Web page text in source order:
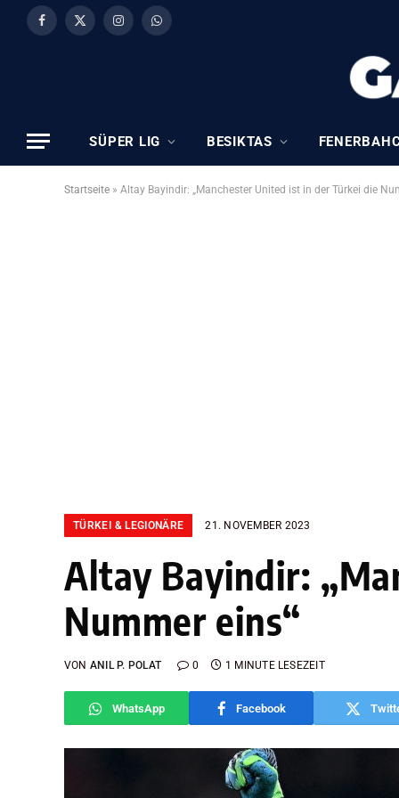
Facebook
X
InstagramWhatsApp
SÜPER LIG BESIKTAS
Startseite » Altay Bayindir: „Manchester United ist in der Türkei die
TÜRKEI & LEGIONÄRE 21. NOVEMBER 2023
Altay Bayindir:
Nummer eins“
VON ANIL P. POLAT 0 1 MINUTE LESEZEIT
WhatsApp Facebook